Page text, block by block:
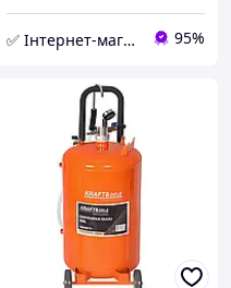
✅ Інтернет-магазин ➤ KRAFT & DELE 95%